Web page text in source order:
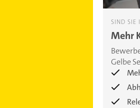
SIND SIE
Mehr
Gelbe